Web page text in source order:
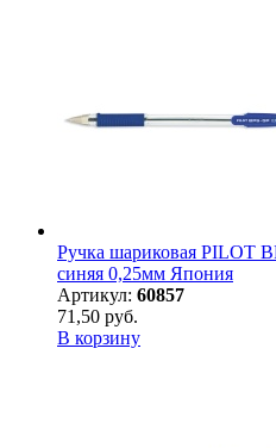
Ручка шариковая PILOT
синяя 0,25мм Япония
Артикул: 60857
71,50 руб.
В корзину